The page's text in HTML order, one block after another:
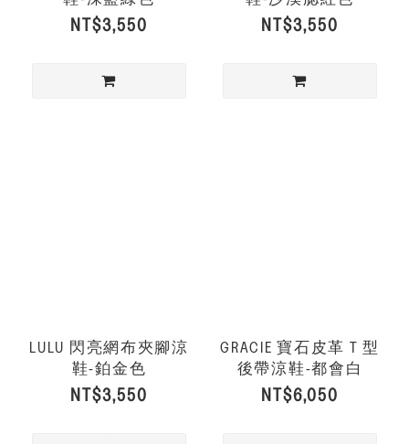
NT$3,550 NT$3,550
LULU 閃亮網布夾腳涼
鞋-鉑金色
NT$3,550
GRACIE 寶石皮革 T 型
後帶涼鞋-都會白
NT$6,050